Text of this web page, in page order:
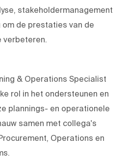
stakeholdermanagement
de prestaties van de
verbeteren.
& Operations Specialist
rol in het ondersteunen en
plannings- en operationele
samen met collega's
Operations en